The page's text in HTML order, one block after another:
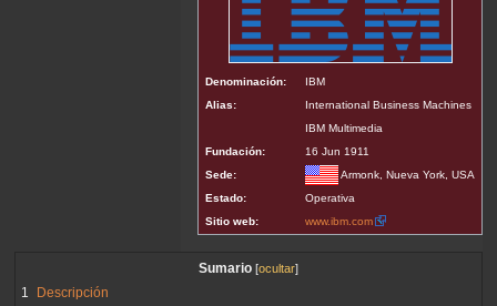
Denominación:
IBM
Alias:
International Business Machines
IBM Multimedia
Fundación:
16 Jun 1911
Sede:
Armonk, Nueva York, USA
Estado:
Operativa
Sitio web:
www.ibm.com
Sumario
1
Descripción